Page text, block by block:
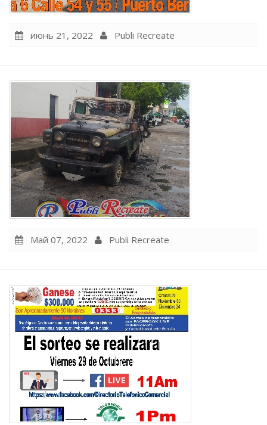
июнь 21, 2022 Publi Recreate
Май 07, 2022 Publi Recreate